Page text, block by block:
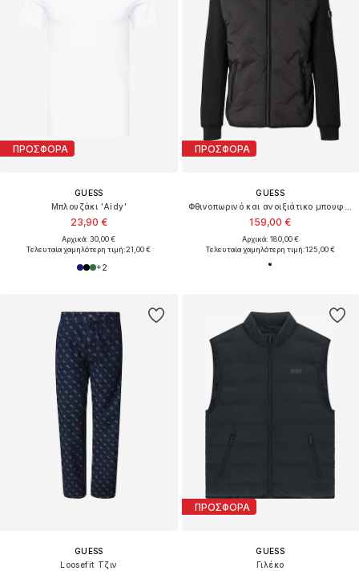
ΠΡΟΣΦΟΡΑ
GUESS
Μπλουζάκι 'Aidy'
23,90 €
Αρχικά: 30,00 €
Τελευταία χαμηλότερη τιμή:21,00 €
+2
ΠΡΟΣΦΟΡΑ
GUESS
159,00 €
Αρχικά: 180,00 €
Τελευταία χαμηλότερη τιμή:125,00 €
GUESS
Loosefit Τζιν
ΠΡΟΣΦΟΡΑ
GUESS
Γιλέκο